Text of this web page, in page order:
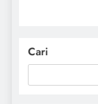
Cari